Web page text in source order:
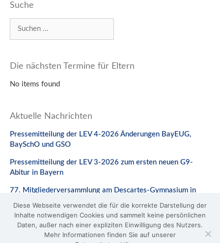
Suche
Die nächsten Termine für Eltern
No items found
Aktuelle Nachrichten
Pressemitteilung der LEV 4-2026 Änderungen BayEUG,
BaySchO und GSO
Pressemitteilung der LEV 3-2026 zum ersten neuen G9-
Abitur in Bayern
77. Mitgliederversammlung am Descartes-Gymnasium in
Stellungnahme zum Gesetzentwurf zur Änderung des
BaySchO
Diese Webseite verwendet die für die korrekte Darstellung der
Inhalte notwendigen Cookies und sammelt keine persönlichen
Daten, außer nach einer expliziten Einwilligung des Nutzers.
Mehr Informationen finden Sie auf unserer